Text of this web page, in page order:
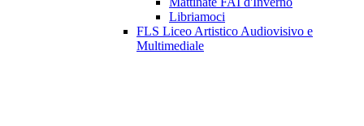
Libriamoci
FLS Liceo Artistico Audiovisivo e
Multimediale